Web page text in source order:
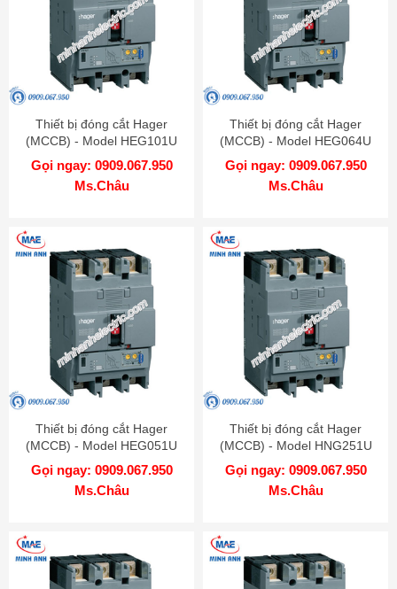
Thiết bị đóng cắt Hager
(MCCB) - Model HEG101U
Gọi ngay: 0909.067.950
Ms.Châu
Thiết bị đóng cắt Hager
(MCCB) - Model HEG064U
Gọi ngay: 0909.067.950
Ms.Châu
Thiết bị đóng cắt Hager
(MCCB) - Model HEG051U
Gọi ngay: 0909.067.950
Ms.Châu
Thiết bị đóng cắt Hager
(MCCB) - Model HNG251U
Gọi ngay: 0909.067.950
Ms.Châu